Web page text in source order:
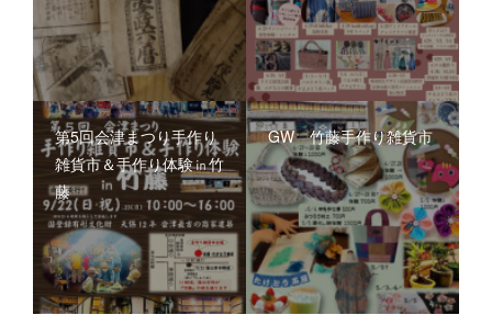
第5回会津まつり手作り
雑貨市＆手作り体験㏌竹
藤
GW 竹藤手作り雑貨市